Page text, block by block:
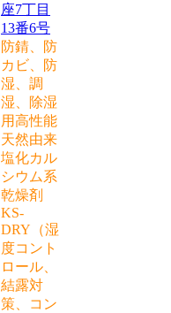
座7丁目
13番6号
防錆、防
カビ、防
湿、調
湿、除湿
用高性能
天然由来
塩化カル
シウム系
乾燥剤
KS-
DRY（湿
度コント
ロール、
結露対
策、コン